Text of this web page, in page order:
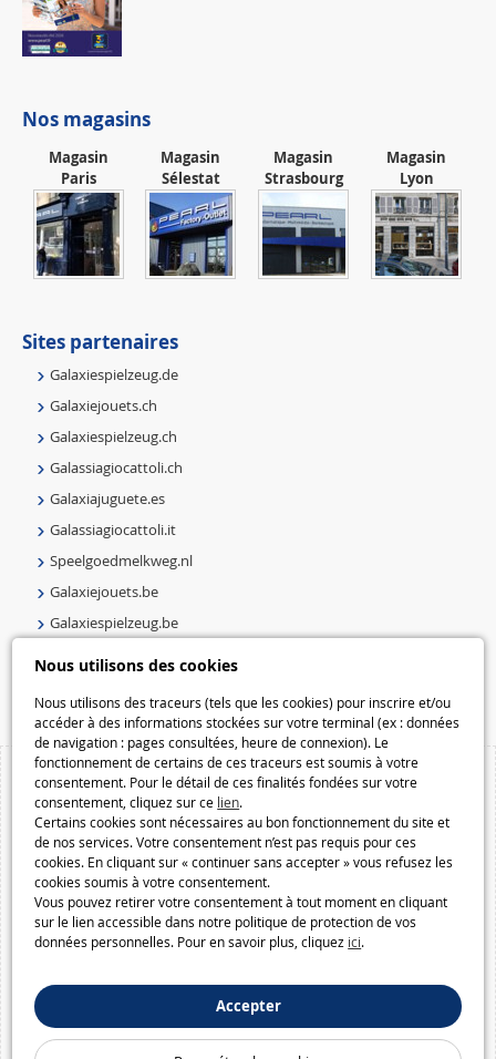
Nous utilisons des cookies
Nous utilisons des traceurs (tels que les cookies) pour inscrire et/ou
accéder à des informations stockées sur votre terminal (ex : données
de navigation : pages consultées, heure de connexion). Le
fonctionnement de certains de ces traceurs est soumis à votre
consentement. Pour le détail de ces finalités fondées sur votre
consentement, cliquez sur ce lien.
Certains cookies sont nécessaires au bon fonctionnement du site et
de nos services. Votre consentement n’est pas requis pour ces
cookies. En cliquant sur « continuer sans accepter » vous refusez les
cookies soumis à votre consentement.
Vous pouvez retirer votre consentement à tout moment en cliquant
sur le lien accessible dans notre politique de protection de vos
données personnelles. Pour en savoir plus, cliquez ici.
Accepter
Nos magasins
Magasin
Paris
Magasin
Sélestat
Magasin
Strasbourg
Magasin
Lyon
Sites partenaires
Galaxiespielzeug.de
Galaxiejouets.ch
Galaxiespielzeug.ch
Galassiagiocattoli.ch
Galaxiajuguete.es
Galassiagiocattoli.it
Speelgoedmelkweg.nl
Galaxiejouets.be
Galaxiespielzeug.be